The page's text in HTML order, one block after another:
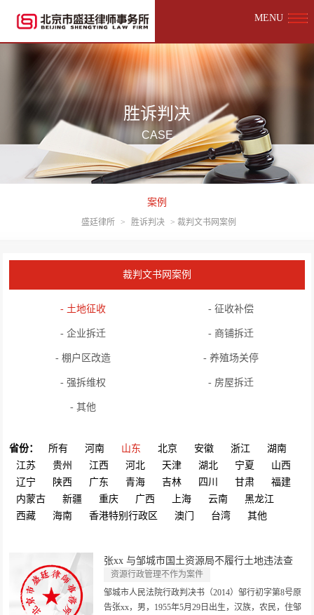
MENU
胜诉判决
CASE
案例
盛廷律所 > 胜诉判决 > 裁判文书网案例
裁判文书网案例
- 土地征收 - 征收补偿
- 企业拆迁 - 商铺拆迁
- 棚户区改造 - 养殖场关停
- 强拆维权 - 房屋拆迁
- 其他
省份： 所有 河南 山东 北京 安徽 浙江
湖南
江苏
贵州 江西 河北 天津 湖北 宁夏
山西
辽宁
陕西 广东 青海 吉林 四川 甘肃
福建
内蒙古
新疆 重庆 广西 上海 云南
黑龙江
西藏
海南 香港特别行政区 澳门 台湾 其他
张xx 与邹城市国土资源局不履行土地违法查
处...
资源行政管理不作为案件
行政管理范围不作为案件
邹城市人民法院行政判决书（2014）邹行初字第8号原
告张xx，男，1955年5月29日出生，汉族，农民，住邹